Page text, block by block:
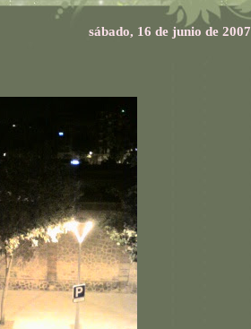
sábado, 16 de junio de 2007